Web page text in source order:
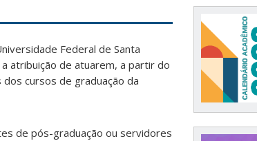
Federal de Santa
atribuição de atuarem, a partir do
cursos de graduação da
de pós-graduação ou servidores